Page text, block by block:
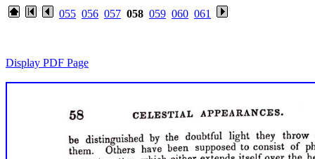
055 056 057 058 059 060 061
Display PDF Page